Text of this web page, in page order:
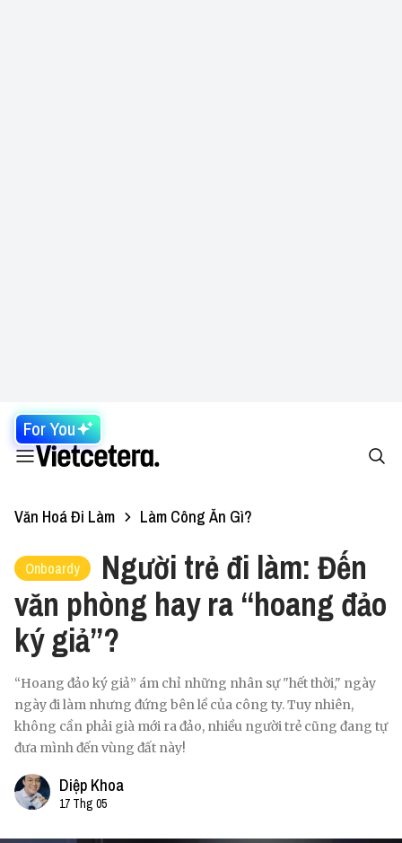
For You
Văn Hoá Đi Làm Làm Công Ăn Gì?
Onboardy
Người trẻ đi làm: Đến
văn phòng hay ra “hoang đảo
ký giả”?
“Hoang đảo ký giả” ám chỉ những nhân sự "hết thời," ngày
ngày đi làm nhưng đứng bên lề của công ty. Tuy nhiên,
không cần phải già mới ra đảo, nhiều người trẻ cũng đang tự
đưa mình đến vùng đất này!
Diệp Khoa
17 Thg 05